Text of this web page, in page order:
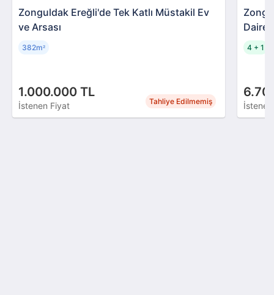
Zonguldak Ereğli'de Tek Katlı Müstakil Ev
ve Arsası
1.000.000 TL
İstenen Fiyat Tahliye Edilmemiş
382m²
Daire
4 + 1